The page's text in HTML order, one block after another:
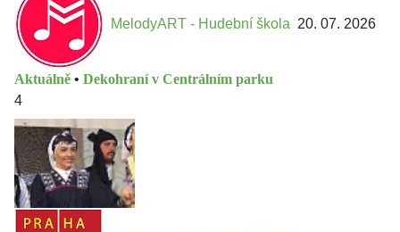
MelodyART - Hudební škola 20. 07. 2026
Aktuálně • Dekohraní v Centrálním parku
4